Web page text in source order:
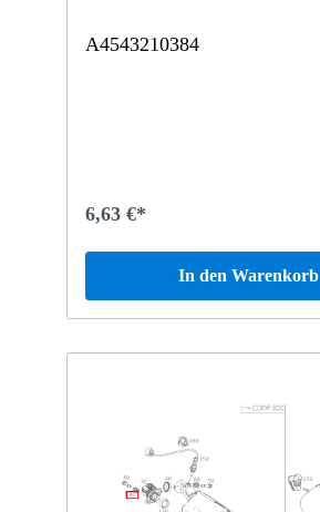
A4543210384
6,63 €*
In den Warenkorb